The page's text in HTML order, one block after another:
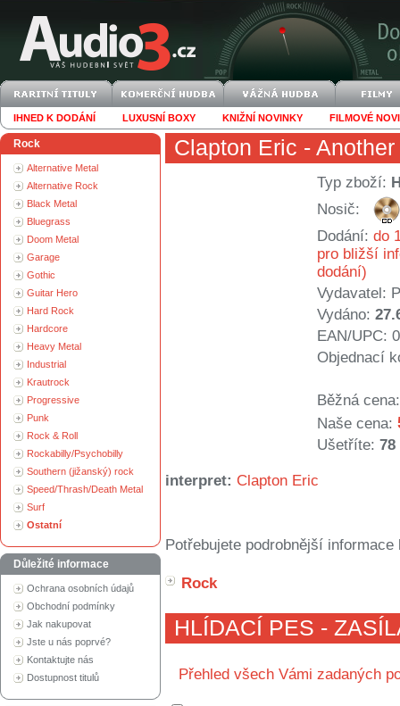
IHNED K DODÁNÍ LUXUSNÍ BOXY KNIŽNÍ NOVINKY FILMOVÉ
Rock
Alternative Metal
Alternative Rock
Black Metal
Bluegrass
Doom Metal
Garage
Gothic
Guitar Hero
Hard Rock
Hardcore
Heavy Metal
Industrial
Krautrock
Progressive
Punk
Rock & Roll
Rockabilly/Psychobilly
Southern (jižanský) rock
Speed/Thrash/Death Metal
Surf
Ostatní
Důležité informace
Ochrana osobních údajů
Obchodní podmínky
Jak nakupovat
Jste u nás poprvé?
Kontaktujte nás
Dostupnost titulů
Clapton Eric -
Typ zboží:
Nosič:
Dodání: do
pro bližší
dodání)
Vydavatel:
Vydáno:
EAN/UPC:
Objednací
Běžná cena:
Naše cena:
Ušetříte: 78
interpret: Clapton Eric
Potřebujete podrobnější
Rock
HLÍDACÍ PES -
Přehled všech Vámi zadaných